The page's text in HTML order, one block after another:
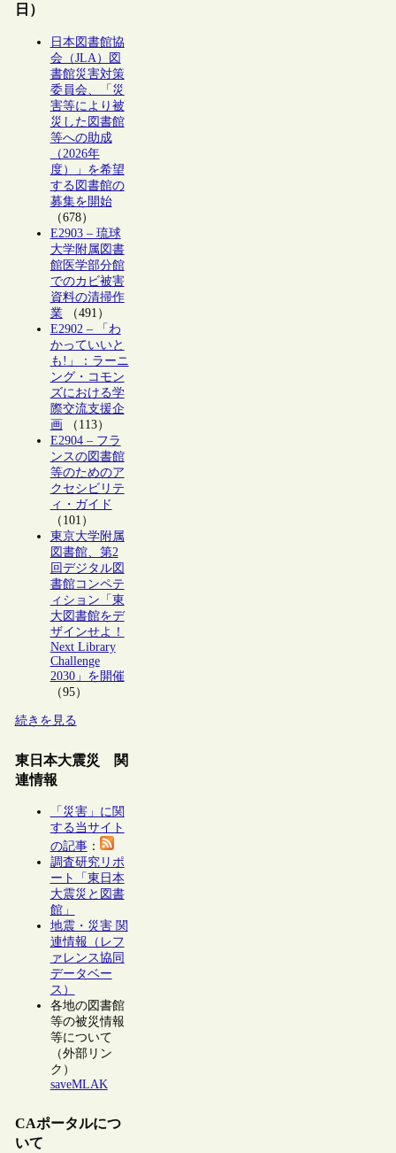
日）
日本図書館協
会（JLA）図
書館災害対策
委員会、「災
害等により被
災した図書館
等への助成
（2026年
度）」を希望
する図書館の
募集を開始
（678）
E2903 – 琉球
大学附属図書
館医学部分館
でのカビ被害
資料の清掃作
業（491）
E2902 – 「わ
かっていいと
も!」：ラーニ
ング・コモン
ズにおける学
際交流支援企
画（113）
E2904 – フラ
ンスの図書館
等のためのア
クセシビリテ
ィ・ガイド
（101）
東京大学附属
図書館、第2
回デジタル図
書館コンペテ
ィション「東
大図書館をデ
ザインせよ！
Next Library
Challenge
2030」を開催
（95）
続きを見る
東日本大震災 関
連情報
「災害」に関
する当サイト
の記事：
調査研究リポ
ート「東日本
大震災と図書
館」
地震・災害 関
連情報（レフ
ァレンス協同
データベー
ス）
各地の図書館
等の被災情報
等について
（外部リン
ク）
saveMLAK
CAポータルにつ
いて